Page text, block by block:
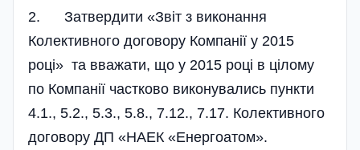
2. Затвердити «Звіт з виконання
Колективного договору Компанії у 2015
році» та вважати, що у 2015 році в цілому
по Компанії частково виконувались пункти
4.1., 5.2., 5.3., 5.8., 7.12., 7.17. Колективного
договору ДП «НАЕК «Енергоатом».